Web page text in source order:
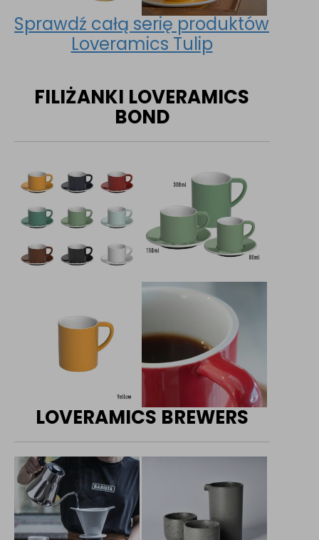
Sprawdź całą serię produktów
Loveramics Tulip
FILIŻANKI LOVERAMICS
BOND
LOVERAMICS BREWERS